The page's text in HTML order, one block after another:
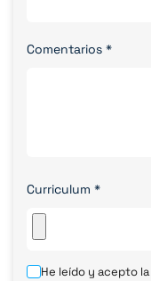
Comentarios *
Curriculum *
He leído y acepto la